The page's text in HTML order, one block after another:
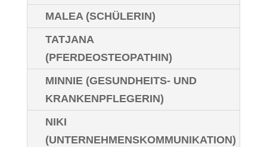
MALEA (SCHÜLERIN)
TATJANA
(PFERDEOSTEOPATHIN)
MINNIE (GESUNDHEITS- UND
KRANKENPFLEGERIN)
NIKI
(UNTERNEHMENSKOMMUNIKATION)